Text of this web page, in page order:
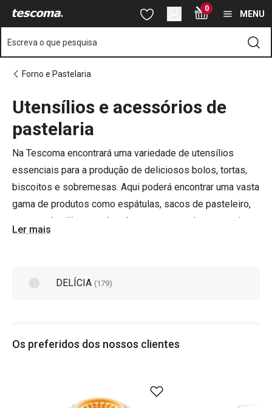
Está na página Utensílios e material de pastelaria
Saltar para o conteúdo principal
Saltar para a pesquisa
Saltar para a navegação 0
MENU
Escreva o que pesquisa
Forno e Pastelaria
Utensílios e acessórios de
pastelaria
Na Tescoma encontrará uma variedade de utensílios
essenciais para a produção de deliciosos bolos, tortas,
biscoitos e sobremesas. Aqui poderá encontrar uma vasta
gama de produtos como espátulas, sacos de pasteleiro,
tapetes de silicone, rolos de massa, cortadores e muito
mais. Estes utensílios de pastelaria são indispensáveis
suas receitas a um patamar profissional.
Ler mais
DELÍCIA (179)
Os preferidos dos nossos clientes